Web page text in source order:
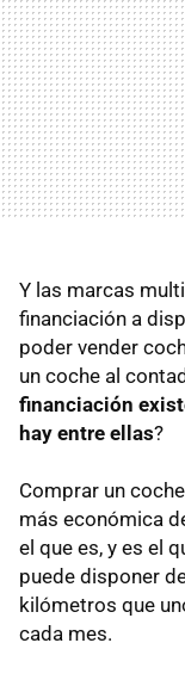
Y las marcas
financiación a
poder vender
un coche al
financiación
hay entre ellas?
Comprar un
más económica
el que es, y es el
puede disponer
kilómetros que
cada mes.